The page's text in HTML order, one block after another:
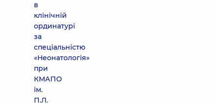
в
клінічній
ординатурі
за
спеціальністю
«Неонатологія»
при
КМАПО
ім.
П.Л.